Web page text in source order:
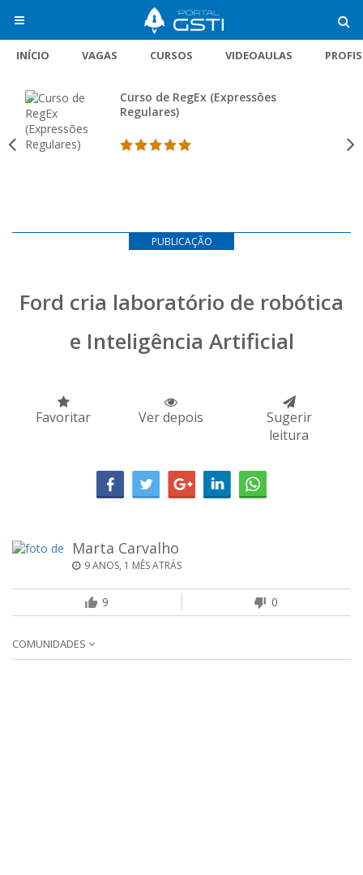
INÍCIO VAGAS CURSOS VIDEOAULAS
Curso de RegEx (Expressões
Regulares)
PUBLICAÇÃO
Ford cria laboratório de robótica
e Inteligência Artificial
Favoritar Ver depois
Sugerir
leitura
Marta Carvalho
9 ANOS, 1 MÊS ATRÁS
9 0
COMUNIDADES